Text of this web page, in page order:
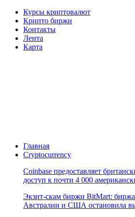
Курсы криптовалют
Крипто биржи
Контакты
Лента
Карта
Главная
Cryptocurrency
Coinbase предоставляет
доступ к почти 4 000
Экзит-скам биржи BitMart:
Австралии и США остановила